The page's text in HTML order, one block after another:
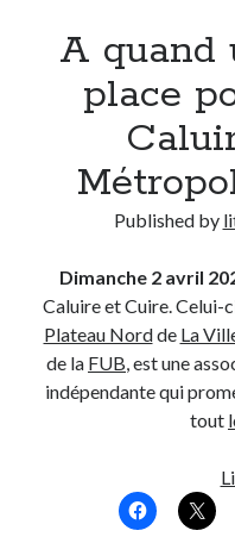
Derniers Commentaires
Entretien ménager dansT’as
C’était pas mieux
littlecelt dans
Comment j’ai
Anthony
dans Comment j’ai
Renaud Ducherdans
Commentaires récents
Entretien ménager
dans
C’était pas mieux
Comment j’ai
Renaud Ducherdans
A quand
place
Published by
Dimanche 2 avril
Caluire et Cuire. Celui-
Plateau Nordde La
de la FUB, est une
indépendante qui
tout